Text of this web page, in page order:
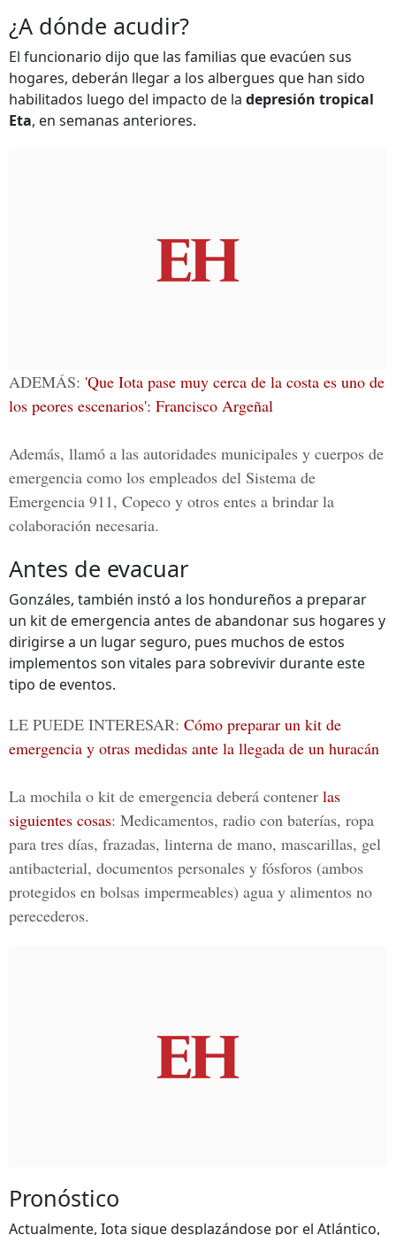
¿A dónde acudir?
El funcionario dijo que las familias que evacúen sus
hogares, deberán llegar a los albergues que han sido
habilitados luego del impacto de la depresión tropical
Eta, en semanas anteriores.
ADEMÁS: 'Que Iota pase muy cerca de la costa es uno de
los peores escenarios': Francisco Argeñal
Además, llamó a las autoridades municipales y cuerpos de
emergencia como los empleados del Sistema de
Emergencia 911, Copeco y otros entes a brindar la
colaboración necesaria.
Antes de evacuar
Gonzáles, también instó a los hondureños a preparar
un kit de emergencia antes de abandonar sus hogares y
dirigirse a un lugar seguro, pues muchos de estos
implementos son vitales para sobrevivir durante este
tipo de eventos.
LE PUEDE INTERESAR: Cómo preparar un kit de
emergencia y otras medidas ante la llegada de un huracán
La mochila o kit de emergencia deberá contener las
siguientes cosas: Medicamentos, radio con baterías, ropa
para tres días, frazadas, linterna de mano, mascarillas, gel
antibacterial, documentos personales y fósforos (ambos
protegidos en bolsas impermeables) agua y alimentos no
perecederos.
Pronóstico
Actualmente, Iota sigue desplazándose por el Atlántico,